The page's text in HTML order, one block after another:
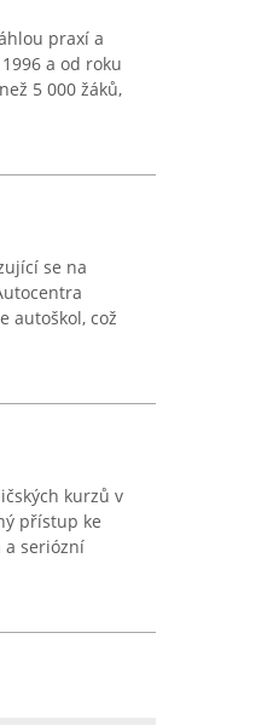
praxí a
a od roku
5 000 žáků,
se na
autoškol, což
kurzů v
přístup ke
a seriózní